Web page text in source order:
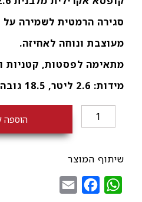
סגירה הרמטית לשמירה על
מעוצבת ונוחה לאחיזה.
מתאימה לפסטות, קטניות
מידות: 2.6 ליטר, 18.5 גובה, רוחב 16*10.
כמות
של
אקרילית
מלבנית
2.6
הוספה
שיתוף המוצר
WhatsApp
Facebook